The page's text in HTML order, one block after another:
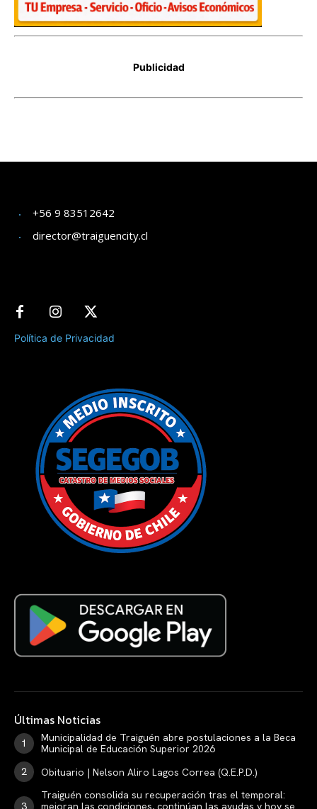
+56 9 83512642
director@traiguencity.cl
Política de Privacidad
Últimas Noticias
Municipalidad de Traiguén abre postulaciones a la Beca
Municipal de Educación Superior 2026
Obituario | Nelson Aliro Lagos Correa (Q.E.P.D.)
Traiguén consolida su recuperación tras el temporal:
mejoran las condiciones, continúan las ayudas y hoy se